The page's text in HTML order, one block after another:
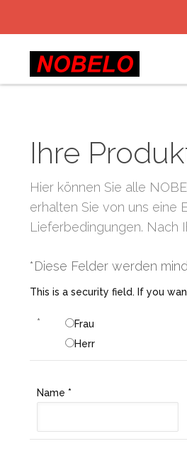
Ihre
Hier können Sie alle
erhalten Sie von uns eine
Lieferbedingungen. Nach
*Diese Felder werden
This is a security field. If you
*
Frau
Herr
Name *